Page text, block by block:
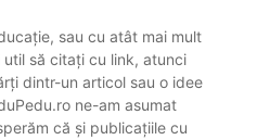
sau cu atât mai mult
să citați cu link, atunci
dintr-un articol sau o idee
ne-am asumat
că și publicațiile cu